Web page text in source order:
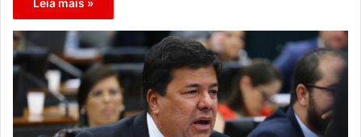
Leia mais »